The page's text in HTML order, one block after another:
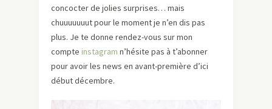
concocter de jolies surprises… mais
chuuuuuuut pour le moment je n’en dis pas
plus. Je te donne rendez-vous sur mon
compte instagram n’hésite pas à t’abonner
pour avoir les news en avant-première d’ici
début décembre.